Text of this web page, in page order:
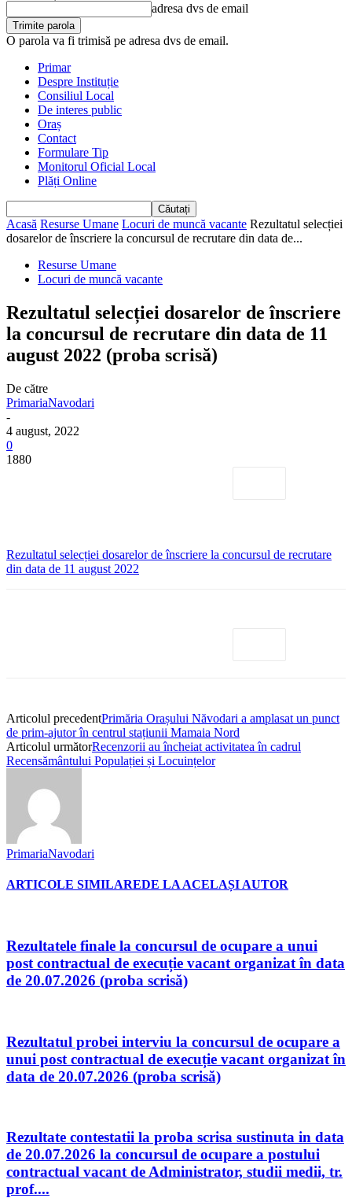
adresa dvs de email
O parola va fi trimisă pe adresa dvs de email.
Primar
Despre Instituție
Consiliul Local
De interes public
Oraș
Contact
Formulare Tip
Monitorul Oficial Local
Plăți Online
Acasă Resurse Umane Locuri de muncă vacante Rezultatul selecției
dosarelor de înscriere la concursul de recrutare din data de...
Resurse Umane
Locuri de muncă vacante
Rezultatul selecției dosarelor de înscriere
la concursul de recrutare din data de 11
august 2022 (proba scrisă)
De către
PrimariaNavodari
-
4 august, 2022
0
1880
Rezultatul selecției dosarelor de înscriere la concursul de recrutare
din data de 11 august 2022
Articolul precedentPrimăria Orașului Năvodari a amplasat un punct
de prim-ajutor în centrul stațiunii Mamaia Nord
Articolul următorRecenzorii au încheiat activitatea în cadrul
Recensământului Populației și Locuințelor
PrimariaNavodari
ARTICOLE SIMILAREDE LA ACELAȘI AUTOR
Rezultatele finale la concursul de ocupare a unui
post contractual de execuție vacant organizat în data
de 20.07.2026 (proba scrisă)
Rezultatul probei interviu la concursul de ocupare a
unui post contractual de execuție vacant organizat în
data de 20.07.2026 (proba scrisă)
Rezultate contestatii la proba scrisa sustinuta in data
de 20.07.2026 la concursul de ocupare a postului
contractual vacant de Administrator, studii medii, tr.
prof....